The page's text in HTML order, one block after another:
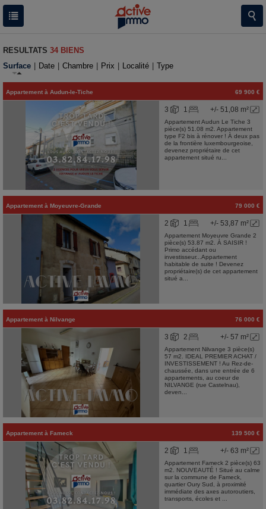
RESULTATS 34 BIENS
Surface
Date Chambre Prix Localité Type
Appartement à Audun-le-Tiche 69 900 €
+/- 51,08 m²
3 1
Appartement Audun Le Tiche 3
pièce(s) 51.08 m2. Appartement
type F2 bis à rénover ! À deux pas
de la frontière luxembourgeoise,
devenez propriétaire de cet
appartement situé ru...
Appartement à Moyeuvre-Grande 79 000 €
+/- 53,87 m²
2 1
Appartement Moyeuvre Grande 2
pièce(s) 53.87 m2. À SAISIR !
Primo accédant ou
investisseur...Appartement
habitable de suite ! Devenez
propriétaire(s) de cet appartement
situé a...
Appartement à Nilvange 76 000 €
+/- 57 m²
3 2
Appartement Nilvange 3 pièce(s)
57 m2. IDEAL PREMIER ACHAT /
INVESTISSEMENT ! Au Rez-de-
chaussée, dans une entrée de 6
appartements, au coeur de
NILVANGE (rue Castelnau),
deven...
Appartement à Fameck 139 500 €
+/- 63 m²
2 1
Appartement Fameck 2 pièce(s) 63
m2. NOUVEAUTÉ ! Situé au calme
sur la commune de Fameck,
quartier Oury Sud, à proximité
immédiate des axes autoroutiers,
transports, écoles et ...